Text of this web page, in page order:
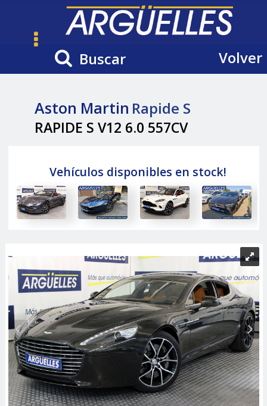
Buscar Volver
Aston Martin Rapide S
RAPIDE S V12 6.0 557CV
Vehículos disponibles en stock!